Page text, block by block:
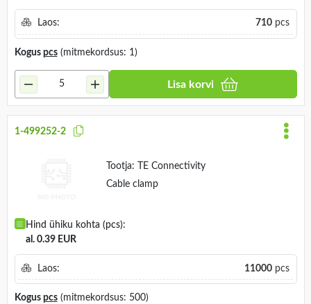
Laos: 710pcs
Kogus pcs(mitmekordsus: 1)
Lisa korvi
1-499252-2
Tootja:
TE Connectivity
Cable clamp
Hind ühiku kohta (pcs):
al. 0.39 EUR
Laos: 11000pcs
Kogus pcs(mitmekordsus: 500)